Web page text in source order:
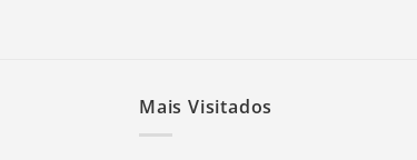
Mais Visitados